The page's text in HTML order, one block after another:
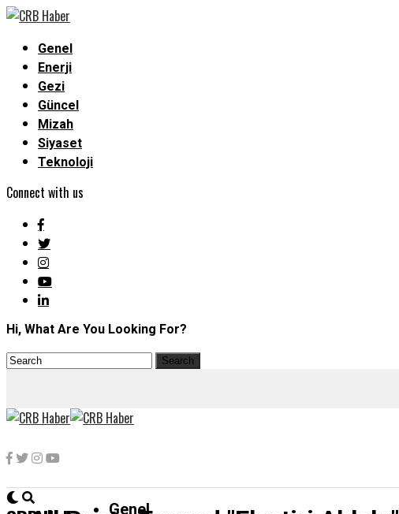
Genel
Enerji
Gezi
Güncel
Mizah
Siyaset
Teknoloji
Connect with us
Hi, What Are You Looking For?
Genel